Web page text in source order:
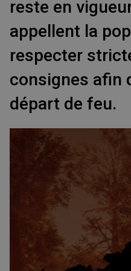
reste en
appellent la
respecter
consignes afin
départ de feu.